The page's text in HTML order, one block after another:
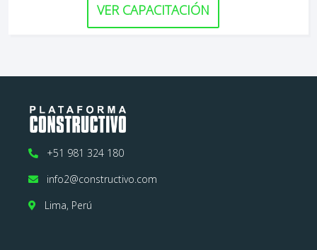
VER CAPACITACIÓN
+51 981 324 180
info2@constructivo.com
Lima, Perú